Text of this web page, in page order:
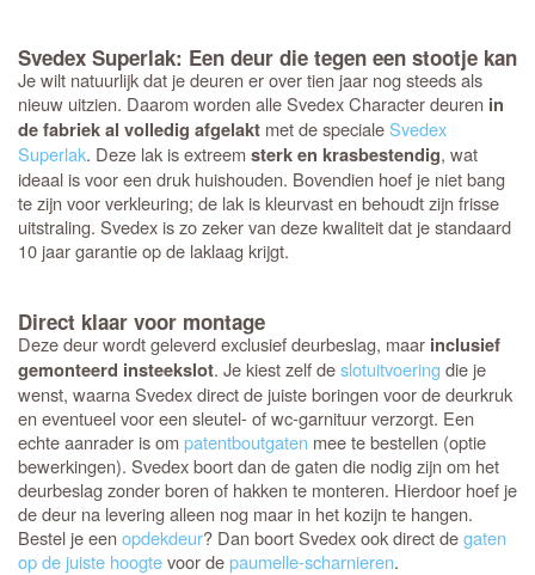
Svedex Superlak: Een deur die tegen een stootje kan
Je wilt natuurlijk dat je deuren er over tien jaar nog steeds als
nieuw uitzien. Daarom worden alle Svedex Character deuren in
de fabriek al volledig afgelakt met de specialeSvedex
Superlak. Deze lak is extreemsterk en krasbestendig, wat
ideaal is voor een druk huishouden. Bovendien hoef je niet bang
te zijn voor verkleuring; de lak is kleurvast en behoudt zijn frisse
uitstraling. Svedex is zo zeker van deze kwaliteit dat je standaard
10 jaar garantie op de laklaag krijgt.
Direct klaar voor montage
Deze deur wordt geleverd exclusief deurbeslag, maar inclusief
gemonteerd insteekslot. Je kiest zelf deslotuitvoeringdie je
wenst, waarna Svedex direct de juiste boringen voor de deurkruk
en eventueel voor een sleutel- of wc-garnituur verzorgt. Een
echte aanrader is ompatentboutgaten mee te bestellen (optie
bewerkingen). Svedex boort dan de gaten die nodig zijn om het
deurbeslag zonder boren of hakken te monteren. Hierdoor hoef je
de deur na levering alleen nog maar in het kozijn te hangen.
Bestel je eenopdekdeur? Dan boort Svedex ook direct degaten
op de juiste hoogtevoor depaumelle-scharnieren.